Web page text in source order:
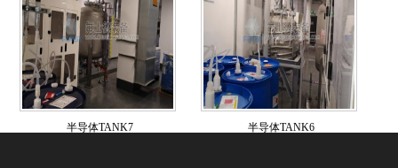
半导体TANK7 半导体TANK6